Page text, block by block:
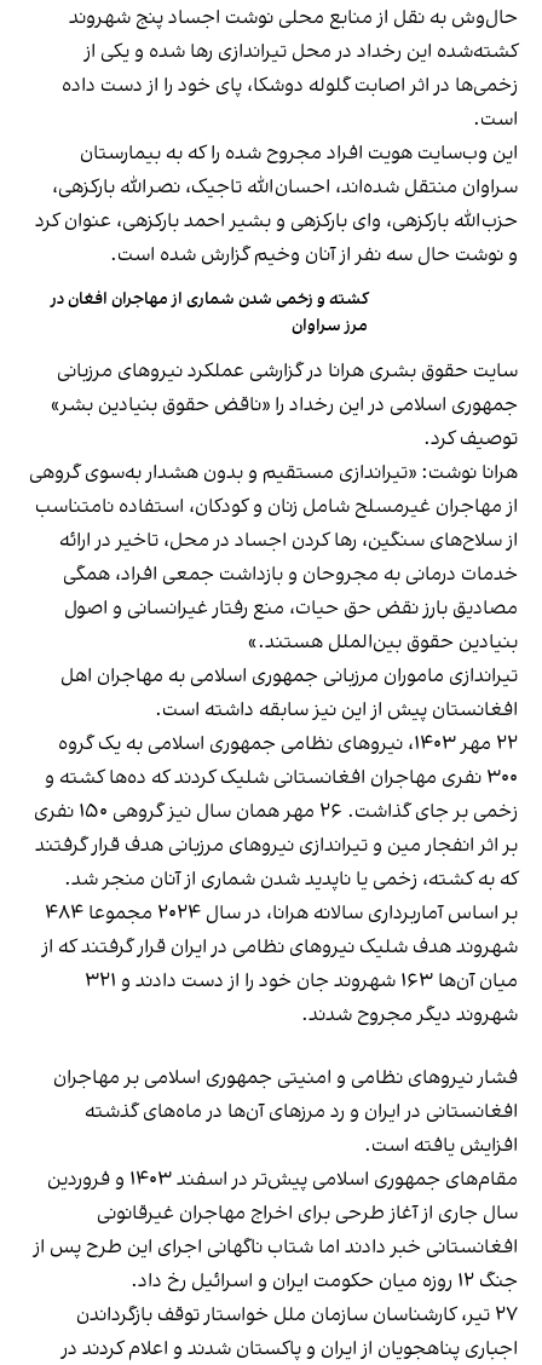
حال‌وش به نقل از منابع محلی نوشت اجساد پنج شهروند
کشته‌شده این رخداد در محل تیراندازی رها شده و یکی از
زخمی‌‌ها در اثر اصابت گلوله دوشکا، پای خود را از دست داده
است.
این وب‌سایت هویت افراد مجروح شده را که به بیمارستان
سراوان منتقل شده‌اند، احسان‌الله تاجیک، نصرالله بارکزهی،
حزب‌الله بارکزهی، وای بارکزهی و بشیر احمد بارکزهی، عنوان کرد
و نوشت حال سه نفر از آنان وخیم گزارش شده است.
کشته و زخمی شدن شماری از مهاجران افغان در
مرز سراوان
سایت حقوق بشری هرانا در گزارشی عملکرد نیروهای مرزبانی
جمهوری اسلامی در این رخداد را «ناقض حقوق بنیادین بشر»
توصیف کرد.
هرانا نوشت: «تیراندازی مستقیم و بدون هشدار به‌سوی گروهی
از مهاجران غیرمسلح شامل زنان و کودکان، استفاده نامتناسب
از سلاح‌های سنگین، رها کردن اجساد در محل، تاخیر در ارائه
خدمات درمانی به مجروحان و بازداشت جمعی افراد، همگی
مصادیق بارز نقض حق حیات، منع رفتار غیرانسانی و اصول
بنیادین حقوق بین‌الملل هستند.»
تیراندازی ماموران مرزبانی جمهوری اسلامی به مهاجران اهل
افغانستان پیش از این نیز سابقه داشته است.
۲۲ مهر ۱۴۰۳، نیروهای نظامی جمهوری اسلامی به یک گروه
۳۰۰ نفری مهاجران افغانستانی شلیک کردند که ده‌ها کشته و
زخمی بر جای گذاشت. ۲۶ مهر همان سال نیز گروهی ۱۵۰ نفری
بر اثر انفجار مین و تیراندازی نیروهای مرزبانی هدف قرار گرفتند
که به کشته، زخمی یا ناپدید شدن شماری از آنان منجر شد.
بر اساس آماربرداری سالانه هرانا، در سال ۲۰۲۴ مجموعا ۴۸۴
شهروند هدف شلیک نیروهای نظامی در ایران قرار گرفتند که از
میان آن‌ها ۱۶۳ شهروند جان خود را از دست دادند و ۳۲۱
شهروند دیگر مجروح شدند.
فشار نیروهای نظامی و امنیتی جمهوری اسلامی بر مهاجران
افغانستانی در ایران و رد مرزهای آن‌ها در ماه‌های گذشته
افزایش یافته است.
مقام‌های جمهوری اسلامی پیش‌تر در اسفند ۱۴۰۳ و فروردین
سال جاری از آغاز طرحی برای اخراج مهاجران غیرقانونی
افغانستانی خبر دادند اما شتاب ناگهانی اجرای این طرح پس از
جنگ ۱۲ روزه میان حکومت ایران و اسرائیل رخ داد.
۲۷ تیر، کارشناسان سازمان ملل خواستار توقف بازگرداندن
اجباری پناهجویان از ایران و پاکستان شدند و اعلام کردند در